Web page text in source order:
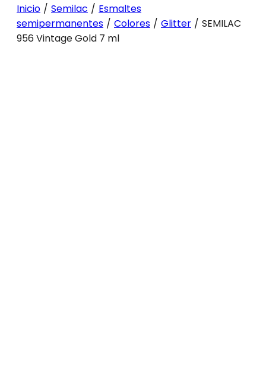
Inicio / Semilac / Esmaltes
semipermanentes / Colores / Glitter / SEMILAC
956 Vintage Gold 7 ml